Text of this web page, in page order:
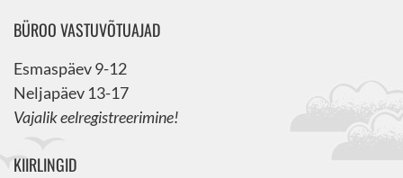
BÜROO VASTUVÕTUAJAD
Esmaspäev 9-12
Neljapäev 13-17
Vajalik eelregistreerimine!
KIIRLINGID